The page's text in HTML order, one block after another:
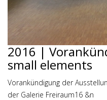
2016 |
small elements
Vorankündigung der
der Galerie Freiraum16 &n